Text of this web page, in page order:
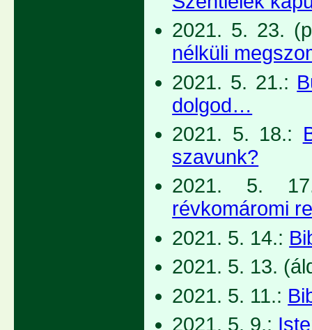
2021. 5. 23.
nélküli
2021. 5. 21.:
dolgod…
2021. 5. 18.:
szavunk?
2021. 5.
révkomáromi
2021. 5. 14.:
2021. 5. 13.
2021. 5. 11.:
2021. 5. 9.: